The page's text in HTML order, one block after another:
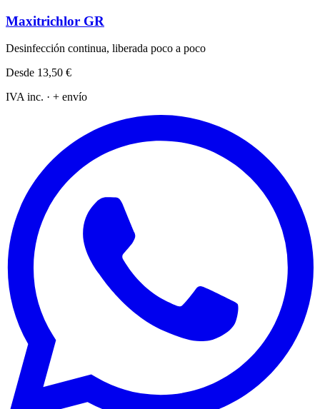
Maxitrichlor GR
Desinfección continua, liberada poco a poco
Desde 13,50 €
IVA inc. · + envío